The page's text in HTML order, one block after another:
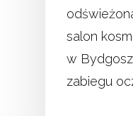
salon
w
zabiegu